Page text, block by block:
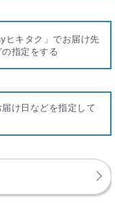
ヒキタク」でお届け先
指定をする
け日などを指定して